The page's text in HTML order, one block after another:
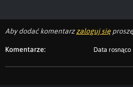
Aby dodać komentarzzaloguj się
Komentarze: Data rosnąco